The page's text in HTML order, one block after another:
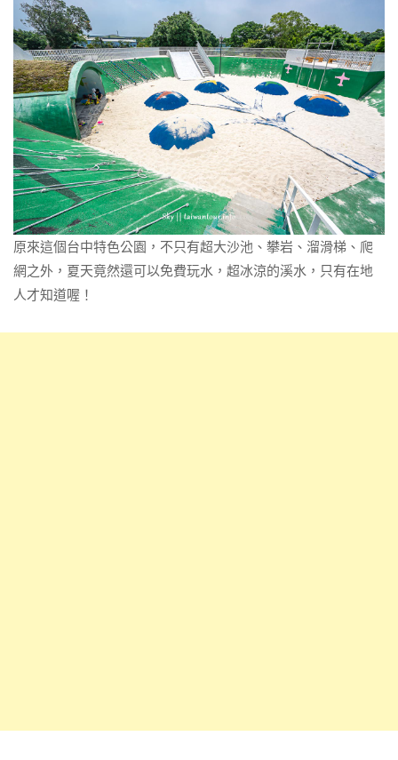
原來這個台中特色公園，不只有超大沙池、攀岩、溜滑梯、爬
網之外，夏天竟然還可以免費玩水，超冰涼的溪水，只有在地
人才知道喔！